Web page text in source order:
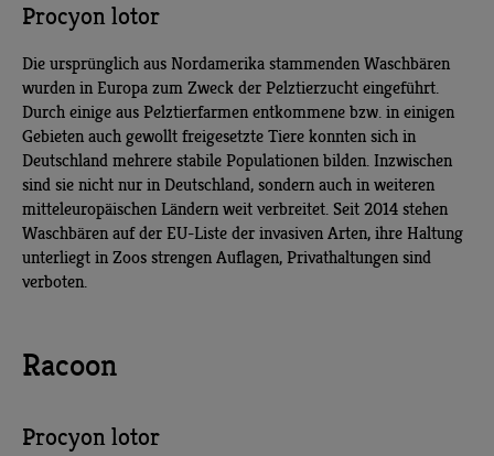
Procyon lotor
Die ursprünglich aus Nordamerika stammenden Waschbären
wurden in Europa zum Zweck der Pelztierzucht eingeführt.
Durch einige aus Pelztierfarmen entkommene bzw. in einigen
Gebieten auch gewollt freigesetzte Tiere konnten sich in
Deutschland mehrere stabile Populationen bilden. Inzwischen
sind sie nicht nur in Deutschland, sondern auch in weiteren
mitteleuropäischen Ländern weit verbreitet. Seit 2014 stehen
Waschbären auf der EU-Liste der invasiven Arten, ihre Haltung
unterliegt in Zoos strengen Auflagen, Privathaltungen sind
verboten.
Racoon
Procyon lotor